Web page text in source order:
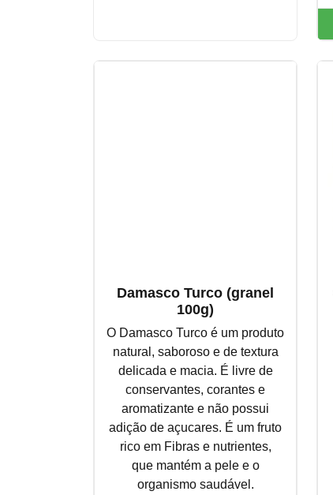
Damasco Turco (granel
100g)
O Damasco Turco é um produto
natural, saboroso e de textura
delicada e macia. É livre de
conservantes, corantes e
aromatizante e não possui
adição de açucares. É um fruto
rico em Fibras e nutrientes,
que mantém a pele e o
organismo saudável.